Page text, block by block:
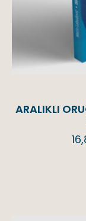
ARALIKLI